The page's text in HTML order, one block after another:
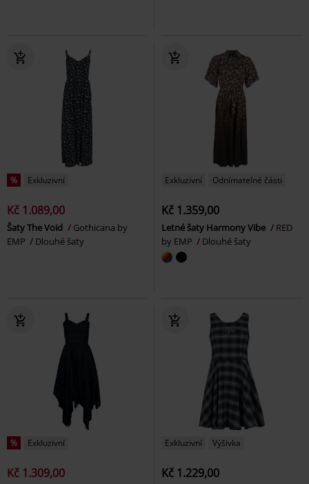
% Exkluzivní
Kč 1.089,00
Šaty The Void
Gothicana by
EMP
Dlouhé šaty
Exkluzivní Odnímatelné části
Kč 1.359,00
Letné šaty Harmony Vibe
RED
by EMP
Dlouhé šaty
% Exkluzivní
Kč 1.309,00
Exkluzivní Výšivka
Kč 1.229,00